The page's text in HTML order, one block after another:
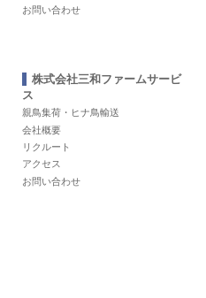
お問い合わせ
株式会社三和ファームサービ
ス
親鳥集荷・ヒナ鳥輸送
会社概要
リクルート
アクセス
お問い合わせ